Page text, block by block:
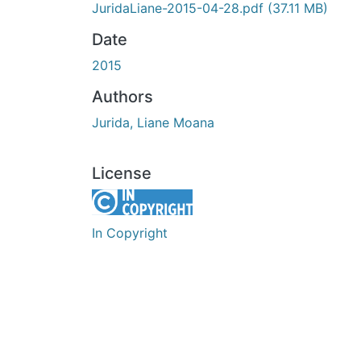
JuridaLiane-2015-04-28.pdf (37.11 MB)
Date
2015
Authors
Jurida, Liane Moana
License
In Copyright